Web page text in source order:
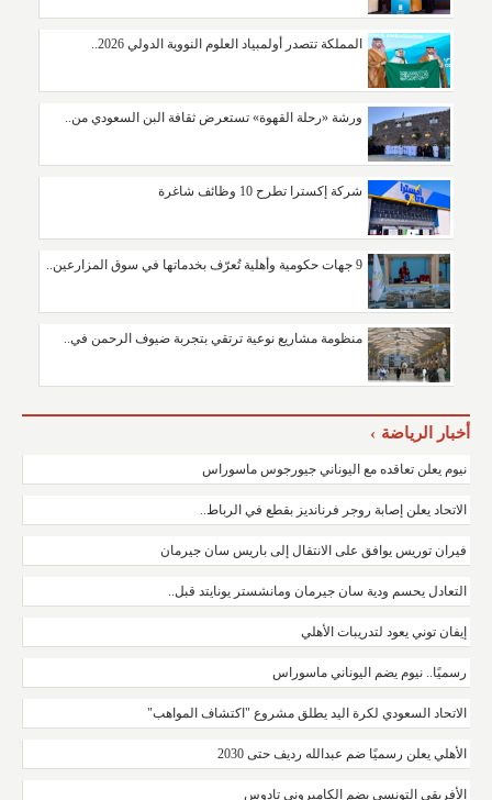
المملكة تتصدر أولمبياد العلوم النووية الدولي 2026..
ورشة «رحلة القهوة» تستعرض ثقافة البن السعودي من..
شركة إكسترا تطرح 10 وظائف شاغرة
9 جهات حكومية وأهلية تُعرّف بخدماتها في سوق المزارعين..
منظومة مشاريع نوعية ترتقي بتجربة ضيوف الرحمن في..
أخبار الرياضة
نيوم يعلن تعاقده مع اليوناني جيورجوس ماسوراس
الاتحاد يعلن إصابة روجر فرنانديز بقطع في الرباط..
فيران توريس يوافق على الانتقال إلى باريس سان جيرمان
التعادل يحسم ودية سان جيرمان ومانشستر يونايتد قبل..
إيفان توني يعود لتدريبات الأهلي
رسميًا.. نيوم يضم اليوناني ماسوراس
الاتحاد السعودي لكرة اليد يطلق مشروع "اكتشاف المواهب"
الأهلي يعلن رسميًا ضم عبدالله رديف حتى 2030
الأفريقي التونسي يضم الكاميروني تادوس